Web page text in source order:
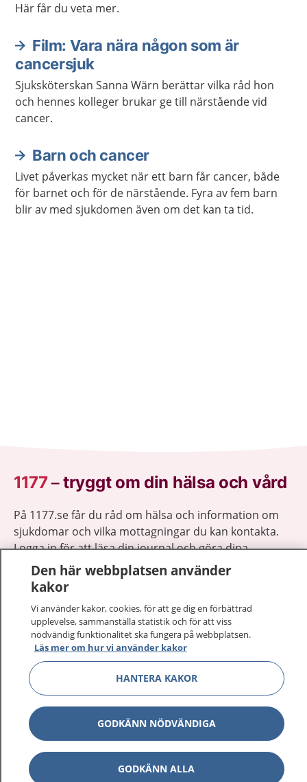
Här får du veta mer.
Film: Vara nära någon som är
cancersjuk
Sjuksköterskan Sanna Wärn berättar vilka råd hon
och hennes kolleger brukar ge till närstående vid
cancer.
Barn och cancer
Livet påverkas mycket när ett barn får cancer, både
för barnet och för de närstående. Fyra av fem barn
blir av med sjukdomen även om det kan ta tid.
1177–tryggt om din hälsa och vård
På 1177.se får du råd om hälsa och information om
sjukdomar och vilka mottagningar du kan kontakta.
Logga in för att läsa din journal och göra dina
vårdärenden. Ring telefonnummer 1177 för
sjukvårdsrådgivning dygnet runt.
1177 på flera språk Visa
Om 1177 Visa
Kontakt Visa
Den här webbplatsen använder
kakor
Vi använder kakor, cookies, för att ge dig en förbättrad
upplevelse, sammanställa statistik och för att viss
nödvändig funktionalitet ska fungera på webbplatsen.
Läs mer om hur vi använder kakor
HANTERA KAKOR
GODKÄNN NÖDVÄNDIGA
GODKÄNN ALLA